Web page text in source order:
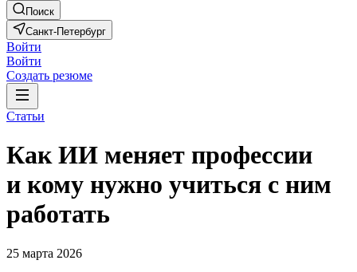
Поиск
Санкт-Петербург
Войти
Войти
Создать резюме
Статьи
Как ИИ меняет профессии
и кому нужно учиться с ним
работать
25 марта 2026